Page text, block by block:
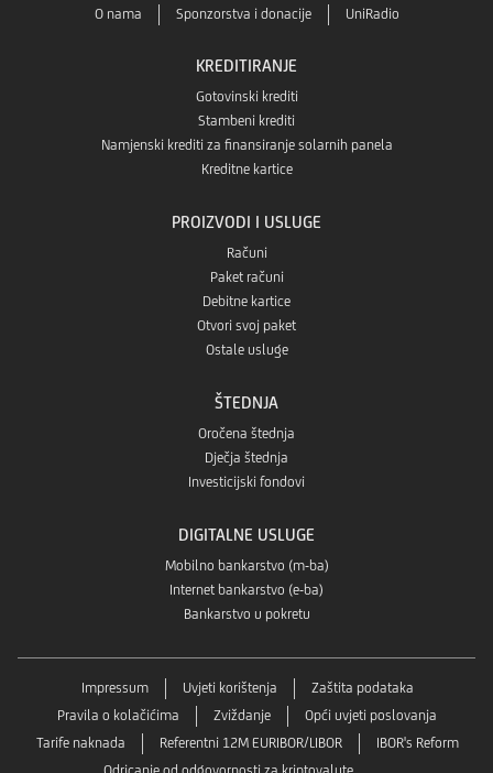
O nama Sponzorstva i donacije UniRadio
KREDITIRANJE
Gotovinski krediti
Stambeni krediti
Namjenski krediti za finansiranje solarnih panela
Kreditne kartice
PROIZVODI I USLUGE
Računi
Paket računi
Debitne kartice
Otvori svoj paket
Ostale usluge
ŠTEDNJA
Oročena štednja
Dječja štednja
Investicijski fondovi
DIGITALNE USLUGE
Mobilno bankarstvo (m-ba)
Internet bankarstvo (e-ba)
Bankarstvo u pokretu
Impressum Uvjeti korištenja
Zaštita podataka
Pravila o kolačićima
Zviždanje
Opći uvjeti poslovanja
Tarife naknada
Referentni 12M EURIBOR/LIBOR
IBOR's Reform